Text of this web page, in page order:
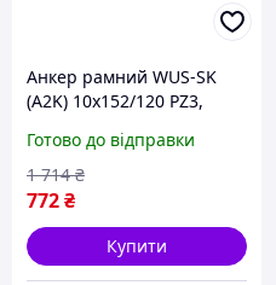
Анкер рамний WUS-SK
(A2K) 10x152/120 PZ3,
арт. 0910436152 )
Готово до відправки
772₴
1 714 ₴
Купити